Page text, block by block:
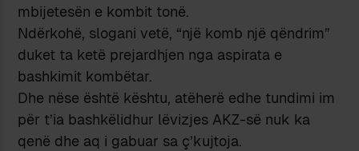
mbijetesën e kombit tonë.
Ndërkohë, slogani vetë, “një komb një qëndrim”
duket ta ketë prejardhjen nga aspirata e
bashkimit kombëtar.
Dhe nëse është kështu, atëherë edhe tundimi im
për t’ia bashkëlidhur lëvizjes AKZ-së nuk ka
qenë dhe aq i gabuar sa ç’kujtoja.